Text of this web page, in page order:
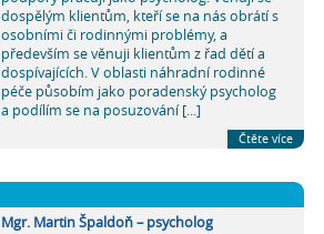
dospělým klientům, kteří se na nás obrátí s
osobními či rodinnými problémy, a
především se věnuji klientům z řad dětí a
dospívajících. V oblasti náhradní rodinné
péče působím jako poradenský psycholog
a podílím se na posuzování [...]
Čtěte více
Mgr. Martin Špaldoň – psycholog